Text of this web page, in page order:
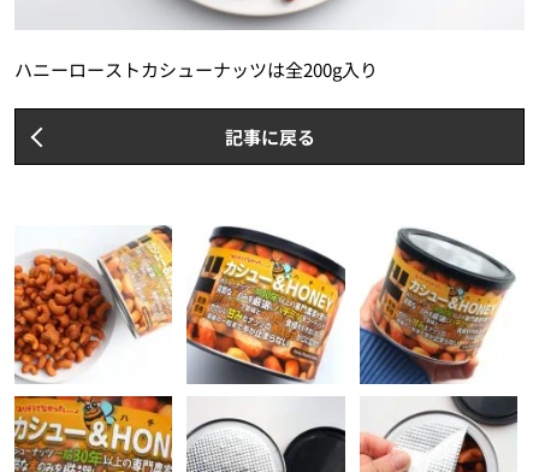
ハニーローストカシューナッツは全200g入り
記事に戻る